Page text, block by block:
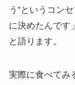
う”というコン
に決めたんです」
と語ります。
実際に食べてみ